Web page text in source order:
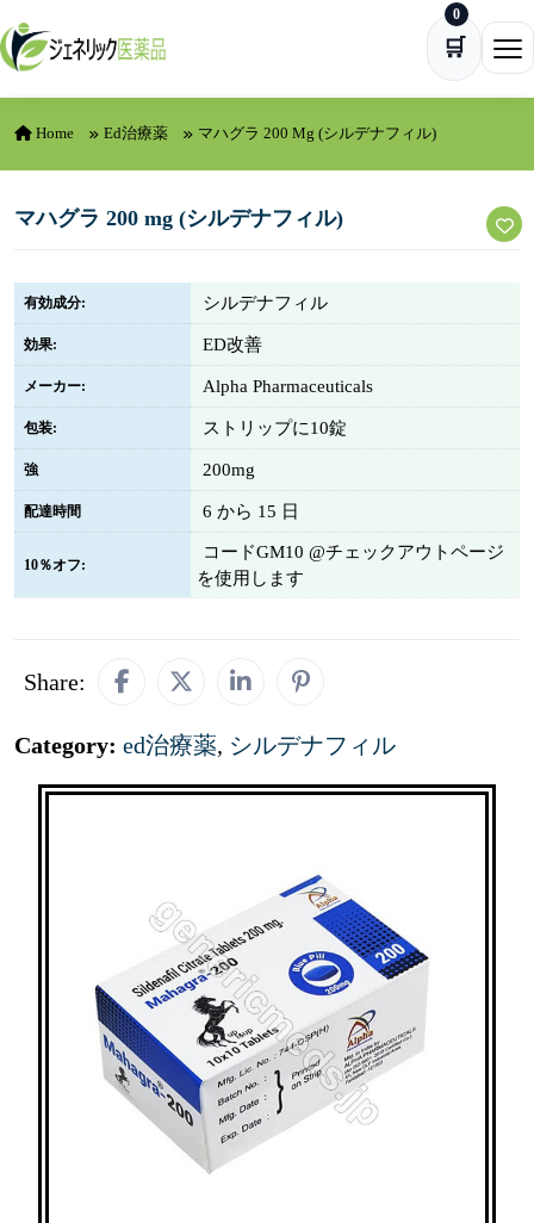
Skip to content
🛒
0
Home Ed治療薬 マハグラ 200 Mg (シルデナフィル)
マハグラ 200 mg (シルデナフィル)
有効成分: シルデナフィル
効果: ED改善
メーカー: Alpha Pharmaceuticals
包装: ストリップに10錠
強 200mg
配達時間 6 から 15 日
10％オフ:
コードGM10 @チェックアウトページ
を使用します
Share:
Category: ed治療薬, シルデナフィル